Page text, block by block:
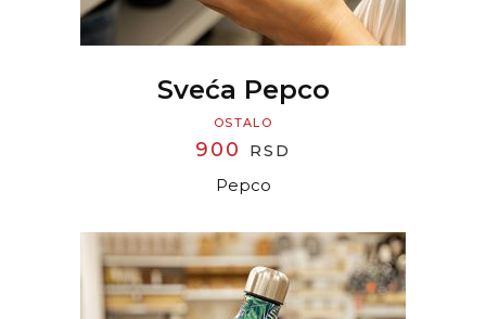
Sveća Pepco
OSTALO
900 RSD
Pepco